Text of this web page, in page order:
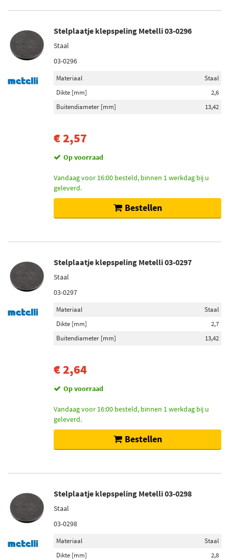
Stelplaatje klepspeling Metelli 03-0296
Staal
03-0296
Materiaal
Staal
Dikte [mm]
2,6
Buitendiameter [mm]
13,42
€ 2,57
Op voorraad
Vandaag voor 16:00 besteld, binnen 1 werkdag bij u
geleverd.
Bestellen
Stelplaatje klepspeling Metelli 03-0297
Staal
03-0297
Materiaal
Staal
Dikte [mm]
2,7
Buitendiameter [mm]
13,42
€ 2,64
Op voorraad
Vandaag voor 16:00 besteld, binnen 1 werkdag bij u
geleverd.
Bestellen
Stelplaatje klepspeling Metelli 03-0298
Staal
03-0298
Materiaal
Staal
Dikte [mm]
2,8